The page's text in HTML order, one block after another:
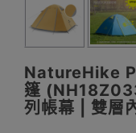
NatureHike
篷
列帳幕 | 雙層